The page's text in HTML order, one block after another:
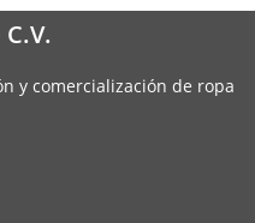
y comercialización de ropa